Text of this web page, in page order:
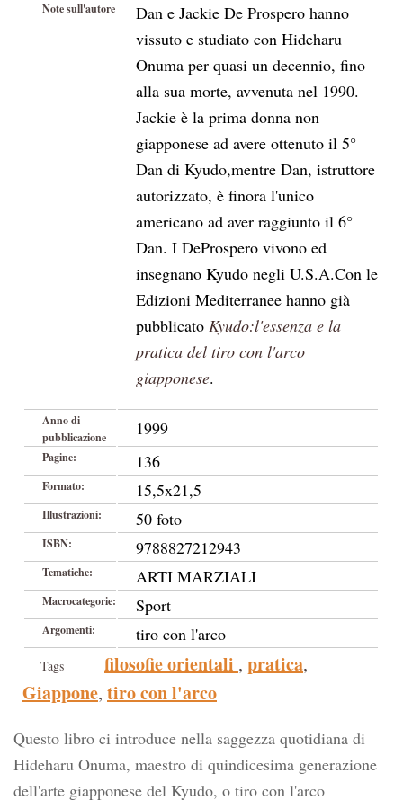
Note sull'autore
Dan e Jackie De Prospero hanno
vissuto e studiato con Hideharu
Onuma per quasi un decennio, fino
alla sua morte, avvenuta nel 1990.
Jackie è la prima donna non
giapponese ad avere ottenuto il 5°
Dan di Kyudo,mentre Dan, istruttore
autorizzato, è finora l'unico
americano ad aver raggiunto il 6°
Dan. I DeProspero vivono ed
insegnano Kyudo negli U.S.A.Con le
Edizioni Mediterranee hanno già
pubblicato Kyudo:l'essenza e la
pratica del tiro con l'arco
giapponese.
Anno di
pubblicazione
1999
Pagine: 136
Formato: 15,5x21,5
Illustrazioni: 50 foto
ISBN: 9788827212943
Tematiche: ARTI MARZIALI
Macrocategorie: Sport
Argomenti: tiro con l'arco
Tags filosofie orientali , pratica,
Giappone, tiro con l'arco
Questo libro ci introduce nella saggezza quotidiana di
Hideharu Onuma, maestro di quindicesima generazione
dell'arte giapponese del Kyudo, o tiro con l'arco